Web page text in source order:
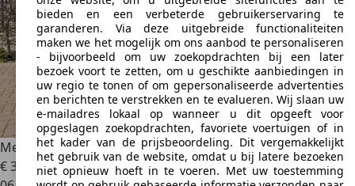
Mercedes-Benz SL 320
€ 32.450
bieden en een verbeterde gebruikerservaring te
garanderen. Via deze uitgebreide functionaliteiten
maken we het mogelijk om ons aanbod te personaliseren
- bijvoorbeeld om uw zoekopdrachten bij een later
bezoek voort te zetten, om u geschikte aanbiedingen in
uw regio te tonen of om gepersonaliseerde advertenties
en berichten te verstrekken en te evalueren. Wij slaan uw
e-mailadres lokaal op wanneer u dit opgeeft voor
opgeslagen zoekopdrachten, favoriete voertuigen of in
het kader van de prijsbeoordeling. Dit vergemakkelijkt
het gebruik van de website, omdat u bij latere bezoeken
niet opnieuw hoeft in te voeren. Met uw toestemming